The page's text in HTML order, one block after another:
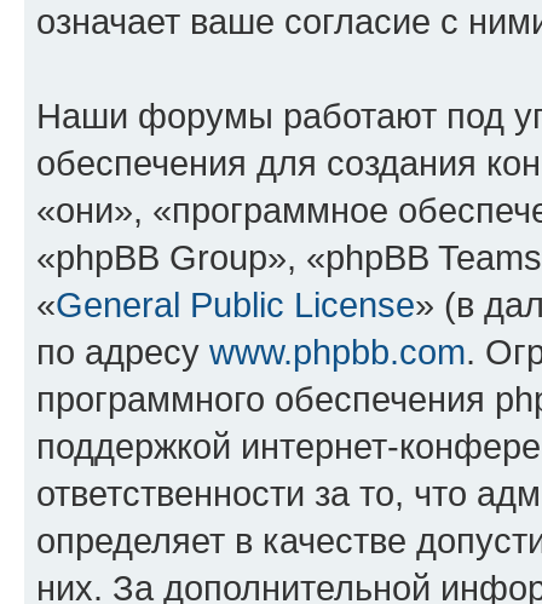
означает ваше согласие с
Наши форумы работают под
обеспечения для создания
«они», «программное
«phpBB Group», «phpBB
«General Public License» (в
по адресу www.phpbb.com.
программного обеспечения
поддержкой интернет-
ответственности за то, что
определяет в качестве
них. За дополнительной